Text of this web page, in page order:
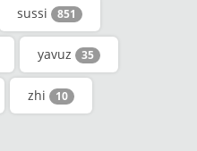
sussi 851
yavuz 35
zhi 10